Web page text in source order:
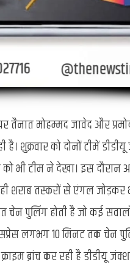
तैनात मोहम्मद जावेद और
शुक्रवार को दोनों टीमें
भी टीम ने देखा। इस
शराब तस्करों से एंगल
पुलिंग होती है जो कई
लगभग 10 मिनट तक चेन
ब्रांच कर रही है डीडीयू